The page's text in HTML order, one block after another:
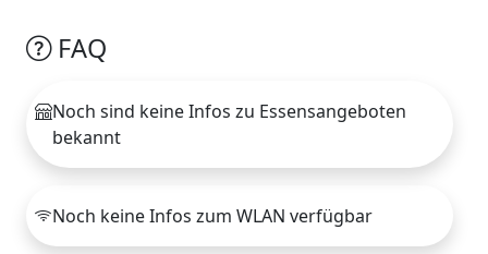
FAQ
Noch sind keine Infos zu Essensangeboten
bekannt
Noch keine Infos zum WLAN verfügbar